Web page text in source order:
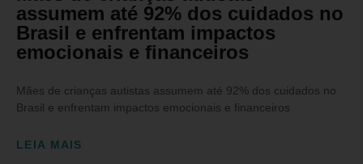
assumem até 92% dos cuidados no
Brasil e enfrentam impactos
emocionais e financeiros
Mães de crianças autistas assumem até 92% dos cuidados no
Brasil e enfrentam impactos emocionais e financeiros
LEIA MAIS